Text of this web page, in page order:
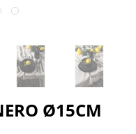
Ø15CM